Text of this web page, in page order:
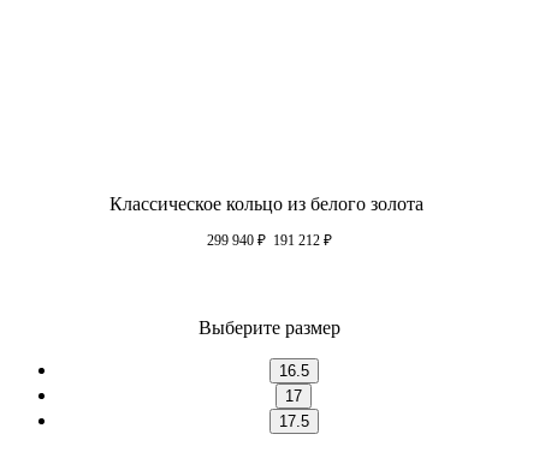
Классическое кольцо из белого золота
299 940 ₽ 191 212 ₽
Выберите размер
16.5
17
17.5